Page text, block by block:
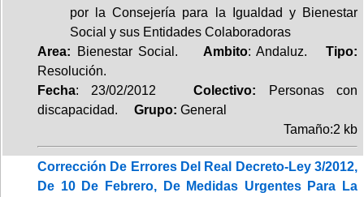
por la Consejería para la Igualdad y Bienestar
Social y sus Entidades Colaboradoras
Area: Bienestar Social. Ambito: Andaluz.Tipo:
Resolución.
Fecha: 23/02/2012 Colectivo:
Personas con
discapacidad.
Grupo: General
Tamaño:2 kb
Corrección De Errores Del Real Decreto-Ley 3/2012,
De 10 De Febrero, De Medidas Urgentes Para La